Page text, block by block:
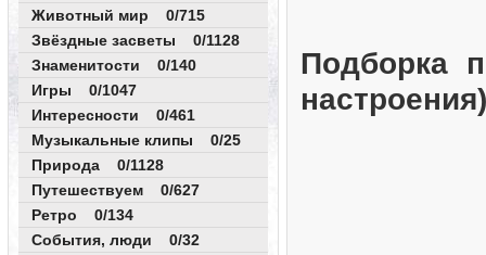
Животный мир 0/715
Звёздные засветы 0/1128
Знаменитости 0/140
Игры 0/1047
Интересности 0/461
Музыкальные клипы 0/25
Природа 0/1128
Путешествуем 0/627
Ретро 0/134
События, люди 0/32
Подборка